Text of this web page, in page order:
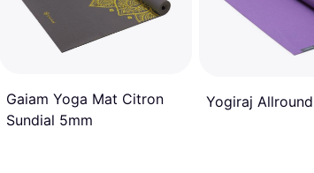
Gaiam Yoga Mat Citron
Sundial 5mm
Yogiraj